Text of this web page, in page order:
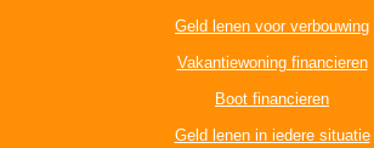
Geld lenen voor verbouwing
Vakantiewoning financieren
Boot financieren
Geld lenen in iedere situatie